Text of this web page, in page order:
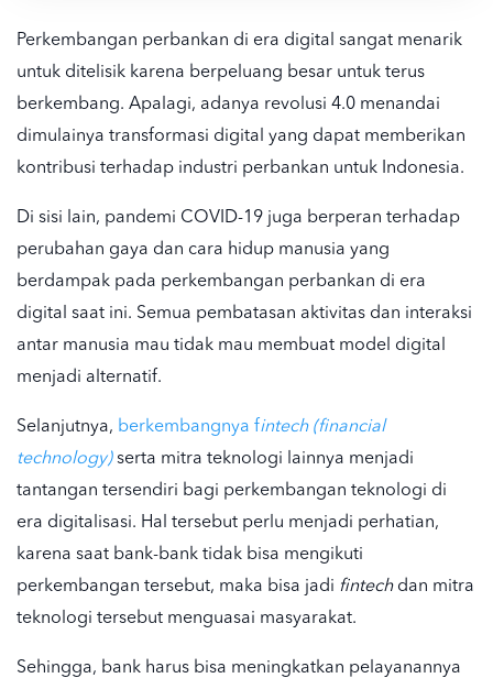
Perkembangan perbankan di era digital sangat menarik
untuk ditelisik karena berpeluang besar untuk terus
berkembang. Apalagi, adanya revolusi 4.0 menandai
dimulainya transformasi digital yang dapat memberikan
kontribusi terhadap industri perbankan untuk Indonesia.
Di sisi lain, pandemi COVID-19 juga berperan terhadap
perubahan gaya dan cara hidup manusia yang
berdampak pada perkembangan perbankan di era
digital saat ini. Semua pembatasan aktivitas dan interaksi
antar manusia mau tidak mau membuat model digital
menjadi alternatif.
Selanjutnya, berkembangnya fintech (financial
technology) serta mitra teknologi lainnya menjadi
tantangan tersendiri bagi perkembangan teknologi di
era digitalisasi. Hal tersebut perlu menjadi perhatian,
karena saat bank-bank tidak bisa mengikuti
perkembangan tersebut, maka bisa jadi fintech dan mitra
teknologi tersebut menguasai masyarakat.
Sehingga, bank harus bisa meningkatkan pelayanannya